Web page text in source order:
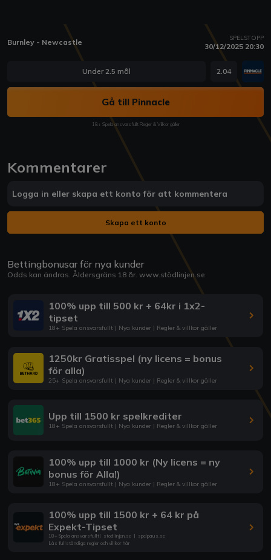
Burnley - Newcastle SPELSTOPP
30/12/2025 20:30
Under 2.5 mål 2.04
Gå till Pinnacle
18+ Spela ansvarsfullt Regler & Villkor gäller
Kommentarer
Logga in eller skapa ett konto för att kommentera
Skapa ett konto
Bettingbonusar för nya kunder
Odds kan ändras. Åldersgräns 18 år. www.stödlinjen.se
100% upp till 500 kr + 64kr i 1x2-
tipset
18+ Spela ansvarsfullt | Nya kunder | Regler & villkor gäller
1250kr Gratisspel (ny licens = bonus
för alla)
25+ Spela ansvarsfullt | Nya kunder | Regler & villkor gäller
Upp till 1500 kr spelkrediter
18+ Spela ansvarsfullt | Nya kunder | Regler & villkor gäller
100% upp till 1000 kr (Ny licens = ny
bonus för Alla!)
18+ Spela ansvarsfullt | Nya kunder | Regler & villkor gäller
100% upp till 1500 kr + 64 kr på
Expekt-Tipset
18+ Spela ansvarsfullt| stodlinjen.se | spelpaus.se
Läs fullständiga regler och villkor här